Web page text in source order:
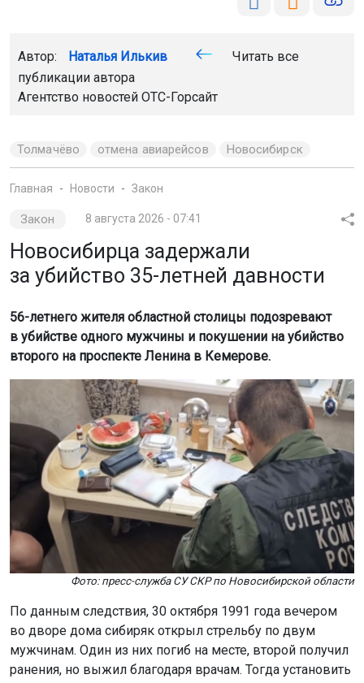
Автор: Наталья Илькив
Читать все
публикации автора
Агентство новостей ОТС-Горсайт
Толмачёво отмена авиарейсов Новосибирск
Главная Новости Закон
Закон 8 августа 2026 - 07:41
Новосибирца задержали
за убийство 35-летней давности
56-летнего жителя областной столицы подозревают
в убийстве одного мужчины и покушении на убийство
второго на проспекте Ленина в Кемерове.
Фото: пресс-служба СУ СКР по Новосибирской области
По данным следствия, 30 октября 1991 года вечером
во дворе дома сибиряк открыл стрельбу по двум
мужчинам. Один из них погиб на месте, второй получил
ранения, но выжил благодаря врачам. Тогда установить